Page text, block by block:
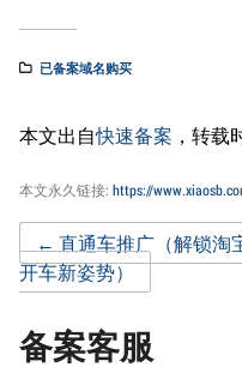
已备案域名购买
本文出自快速备案 ，转载
本文永久链接: https://
Post
navigation
← 直通车推广（解锁淘
开车新姿势）
备案客服